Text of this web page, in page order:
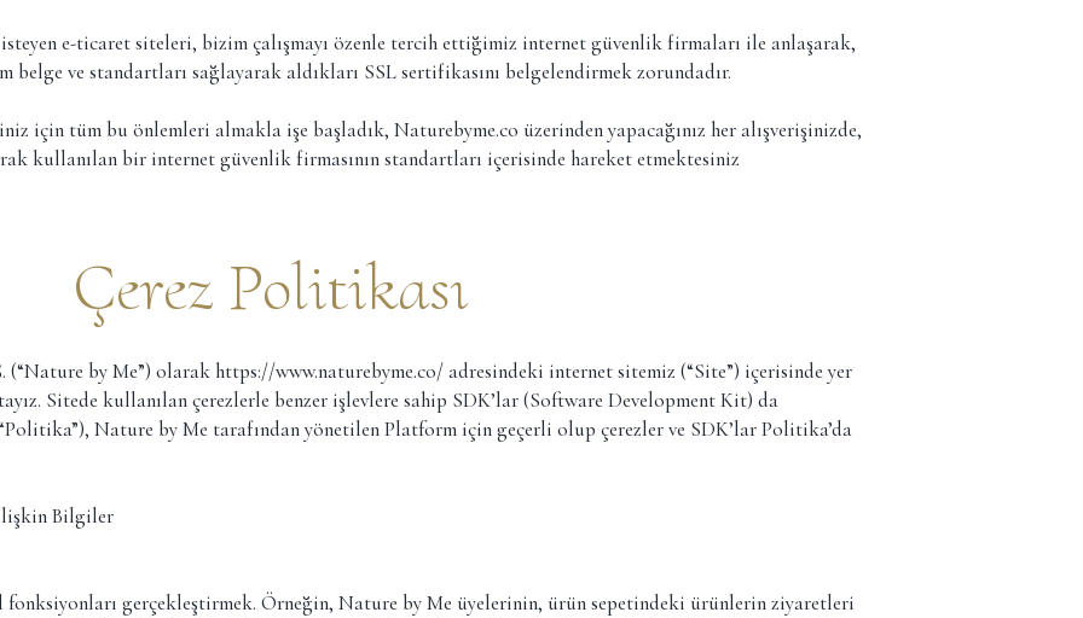
e-ticaret siteleri, bizim çalışmayı özenle tercih ettiğimiz internet güvenlik firmaları ile anlaşarak,
belge ve standartları sağlayarak aldıkları SSL sertifikasını belgelendirmek zorundadır.
için tüm bu önlemleri almakla işe başladık, Naturebyme.co üzerinden yapacağınız her alışverişinizde,
kullanılan bir internet güvenlik firmasının standartları içerisinde hareket etmektesiniz
Çerez Politikası
(“Nature by Me”) olarakhttps://www.naturebyme.co/adresindeki internet sitemiz (“Site”) içerisinde yer
Sitede kullanılan çerezlerle benzer işlevlere sahip SDK’lar (Software Development Kit) da
Nature by Me tarafından yönetilen Platform için geçerli olup çerezler ve SDK’lar Politika’da
Bilgiler
fonksiyonları gerçekleştirmek. Örneğin, Nature by Me üyelerinin, ürün sepetindeki ürünlerin ziyaretleri